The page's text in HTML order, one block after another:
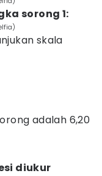
sorong 1:
skala
adalah 6,20
diukur